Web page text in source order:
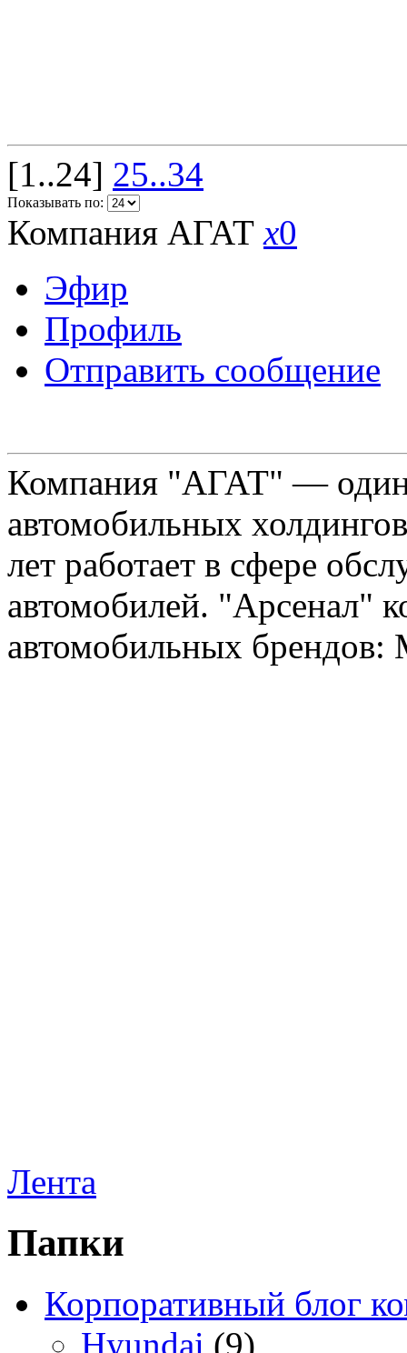
[1..24] 25..34
Показывать по:
Компания АГАТx0
Эфир
Профиль
Отправить сообщение
Компания "АГАТ" —
автомобильных
лет работает в сфере
автомобилей. "Арсенал"
автомобильных
Лента
Папки
Корпоративный блог
Hyundai (9)